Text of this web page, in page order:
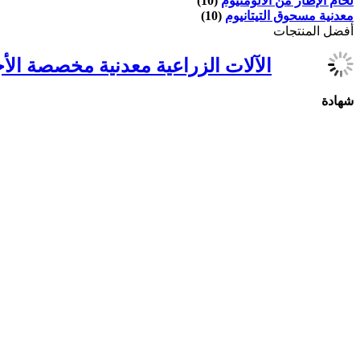
معدنية مسحوق التيتانيوم (10)
أفضل المنتجات
الآلات الزراعية معدنية مخصصة
شهادة